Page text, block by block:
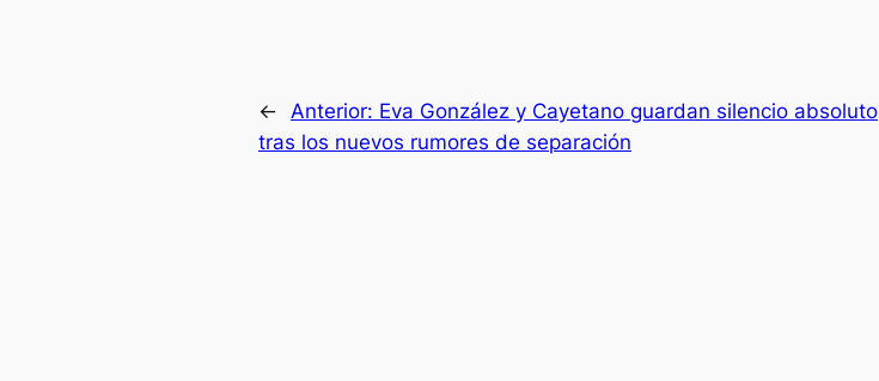
← Anterior: Eva González y Cayetano guardan silencio absoluto
tras los nuevos rumores de separación